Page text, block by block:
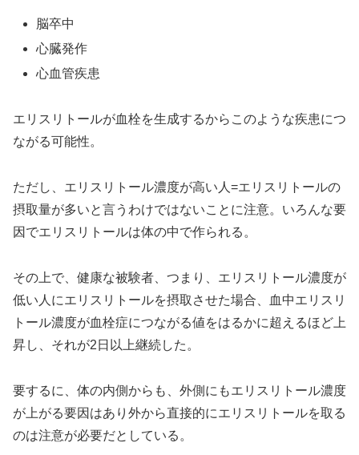
脳卒中
心臓発作
心血管疾患
エリスリトールが血栓を生成するからこのような疾患につ
ながる可能性。
ただし、エリスリトール濃度が高い人=エリスリトールの
摂取量が多いと言うわけではないことに注意。いろんな要
因でエリスリトールは体の中で作られる。
その上で、健康な被験者、つまり、エリスリトール濃度が
低い人にエリスリトールを摂取させた場合、血中エリスリ
トール濃度が血栓症につながる値をはるかに超えるほど上
昇し、それが2日以上継続した。
要するに、体の内側からも、外側にもエリスリトール濃度
が上がる要因はあり外から直接的にエリスリトールを取る
のは注意が必要だとしている。